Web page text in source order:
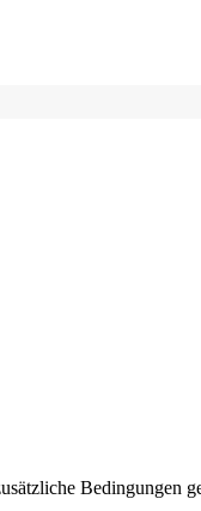
Bedingungen